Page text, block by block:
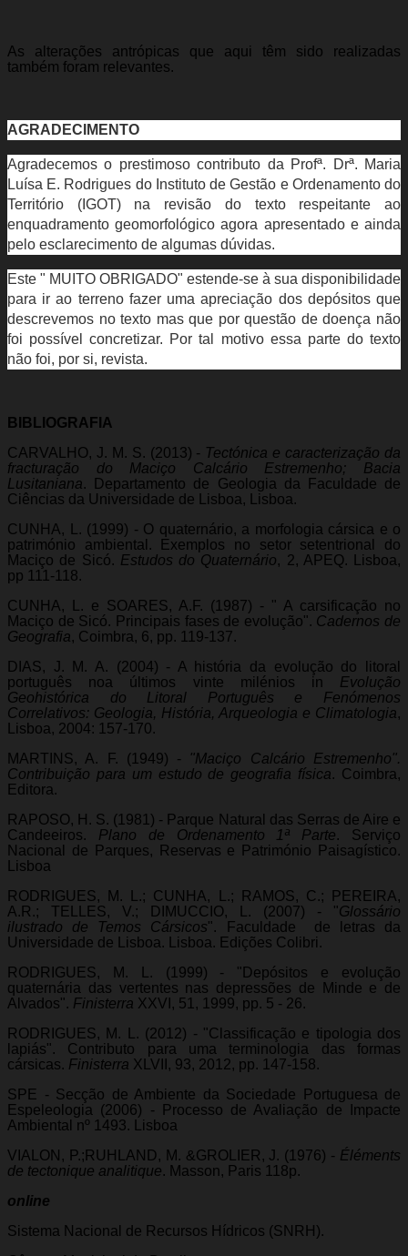
As alterações antrópicas que aqui têm sido realizadas
também foram relevantes.
AGRADECIMENTO
Agradecemos o prestimoso contributo da Profª. Drª. Maria
Luísa E. Rodrigues do Instituto de Gestão e Ordenamento do
Território (IGOT) na revisão do texto respeitante ao
enquadramento geomorfológico agora apresentado e ainda
pelo esclarecimento de algumas dúvidas.
Este " MUITO OBRIGADO" estende-se à sua disponibilidade
para ir ao terreno fazer uma apreciação dos depósitos que
descrevemos no texto mas que por questão de doença não
foi possível concretizar. Por tal motivo essa parte do texto
não foi, por si, revista.
BIBLIOGRAFIA
CARVALHO, J. M. S. (2013) - Tectónica e caracterização da
fracturação do Maciço Calcário Estremenho; Bacia
Lusitaniana. Departamento de Geologia da Faculdade de
Ciências da Universidade de Lisboa, Lisboa.
CUNHA, L. (1999) - O quaternário, a morfologia cársica e o
património ambiental. Exemplos no setor setentrional do
Maciço de Sicó. Estudos do Quaternário, 2, APEQ. Lisboa,
pp 111-118.
CUNHA, L. e SOARES, A.F. (1987) - " A carsificação no
Maciço de Sicó. Principais fases de evolução". Cadernos de
Geografia, Coimbra, 6, pp. 119-137.
DIAS, J. M. A. (2004) - A história da evolução do litoral
português noa últimos vinte milénios in Evolução
Geohistórica do Litoral Português e Fenómenos
Correlativos: Geologia, História, Arqueologia e Climatologia,
Lisboa, 2004: 157-170.
MARTINS, A. F. (1949) - "Maciço Calcário Estremenho".
Contribuição para um estudo de geografia física. Coimbra,
Editora.
RAPOSO, H. S. (1981) - Parque Natural das Serras de Aire e
Candeeiros. Plano de Ordenamento 1ª Parte. Serviço
Nacional de Parques, Reservas e Património Paisagístico.
Lisboa
RODRIGUES, M. L.; CUNHA, L.; RAMOS, C.; PEREIRA,
A.R.; TELLES, V.; DIMUCCIO, L. (2007) - "Glossário
ilustrado de Temos Cársicos". Faculdade de letras da
Universidade de Lisboa. Lisboa. Edições Colibri.
RODRIGUES, M. L. (1999) - "Depósitos e evolução
quaternária das vertentes nas depressões de Minde e de
Alvados". Finisterra XXVI, 51, 1999, pp. 5 - 26.
RODRIGUES, M. L. (2012) - "Classificação e tipologia dos
lapiás". Contributo para uma terminologia das formas
cársicas. Finisterra XLVII, 93, 2012, pp. 147-158.
SPE - Secção de Ambiente da Sociedade Portuguesa de
Espeleologia (2006) - Processo de Avaliação de Impacte
Ambiental nº 1493. Lisboa
VIALON, P.;RUHLAND, M. &GROLIER, J. (1976) - Éléments
de tectonique analitique. Masson, Paris 118p.
online
Sistema Nacional de Recursos Hídricos (SNRH).